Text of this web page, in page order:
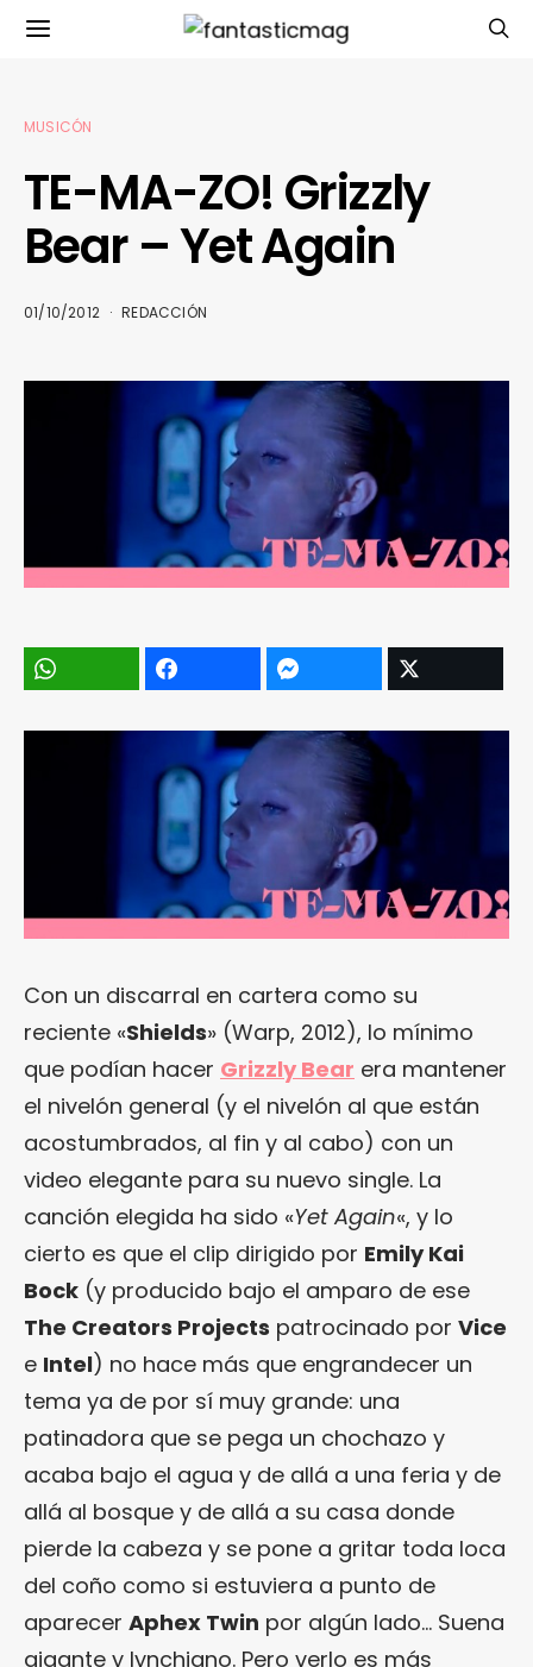
MUSICÓN
TE-MA-ZO! Grizzly
Bear – Yet Again
01/10/2012 REDACCIÓN
Con un discarral en cartera como su
reciente «Shields» (Warp, 2012), lo mínimo
que podían hacer Grizzly Bear era mantener
el nivelón general (y el nivelón al que están
acostumbrados, al fin y al cabo) con un
video elegante para su nuevo single. La
canción elegida ha sido «Yet Again«, y lo
cierto es que el clip dirigido por Emily Kai
Bock (y producido bajo el amparo de ese
The Creators Projects patrocinado por Vice
e Intel) no hace más que engrandecer un
tema ya de por sí muy grande: una
patinadora que se pega un chochazo y
acaba bajo el agua y de allá a una feria y de
allá al bosque y de allá a su casa donde
pierde la cabeza y se pone a gritar toda loca
del coño como si estuviera a punto de
aparecer Aphex Twin por algún lado… Suena
gigante y lynchiano. Pero verlo es más